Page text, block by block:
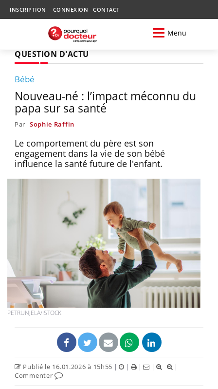
INSCRIPTION CONNEXION CONTACT
Menu
QUESTION D'ACTU
Bébé
Nouveau-né : l’impact méconnu du
papa sur sa santé
Par Sophie Raffin
Le comportement du père est son
engagement dans la vie de son bébé
influence la santé future de l'enfant.
PETRUNJELA/ISTOCK
Publié le 16.01.2026 à 15h55 | | | |
|
Commenter